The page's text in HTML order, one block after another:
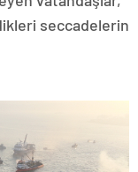
seccadelerin